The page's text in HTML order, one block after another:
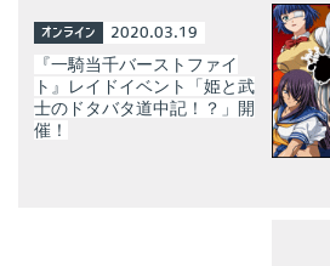
オンライン 2020.03.19
『一騎当千バーストファイ
ト』レイドイベント「姫と武
士のドタバタ道中記！？」開
催！